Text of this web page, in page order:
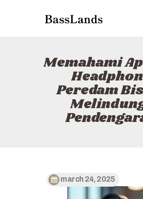
Memahami
Peredam
BERANDA
TENTANG
KONTAK
KEBIJAKAN
BAHASA INDONESIA
march 24, 2025